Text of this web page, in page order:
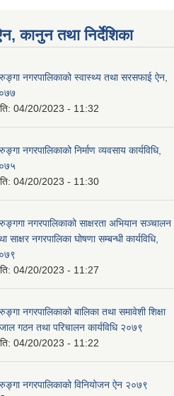
कानुन तथा निर्देशिका
नगरपालिकाको स्वास्थ्य तथा सरसफाई ऐन,
04/20/2023 - 11:32
नगरपालिकाको निर्माण व्यवसाय कार्यविधि,
04/20/2023 - 11:30
नगरपालिकाको साक्षरता अभियान सञ्चालन
साक्षर नगरपालिका घोषणा सम्बन्धी कार्यविधि,
04/20/2023 - 11:27
नगरपालिकाको बालिका तथा समावेशी शिक्षा
गठन तथा परिचालन कार्यविधि २०७९
04/20/2023 - 11:22
नगरपालिकाको विनियोजन ऐन २०७९